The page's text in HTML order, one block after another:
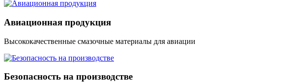
Авиационная продукция
Высококачественные смазочные материалы для авиации
Безопасность на производстве